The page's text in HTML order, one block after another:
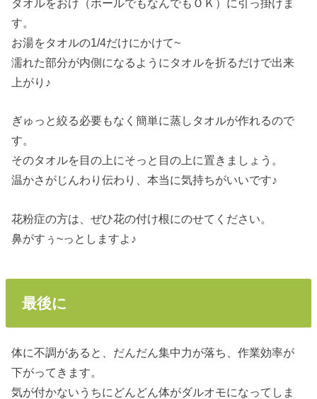
タオルをおけ（ボールでもなんでもＯＫ）に引っ掛けま
す。
お湯をタオルの1/4だけにかけて~
濡れた部分が内側になるようにタオルを折るだけで出来
上がり♪
ぎゅっと絞る必要もなく簡単に蒸しタオルが作れるので
す。
そのタオルを目の上にそっと目の上に置きましょう。
温かさがじんわり伝わり、本当に気持ちがいいです♪
花粉症の方は、ぜひ花の付け根にのせてください。
鼻がすぅ~っとしますよ♪
最後に
体に不調があると、だんだん集中力が落ち、作業効率が
下がってきます。
気が付かないうちにどんどん体がダルオモになってしま